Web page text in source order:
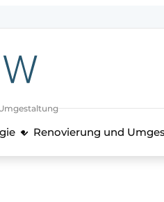
Renovierung und